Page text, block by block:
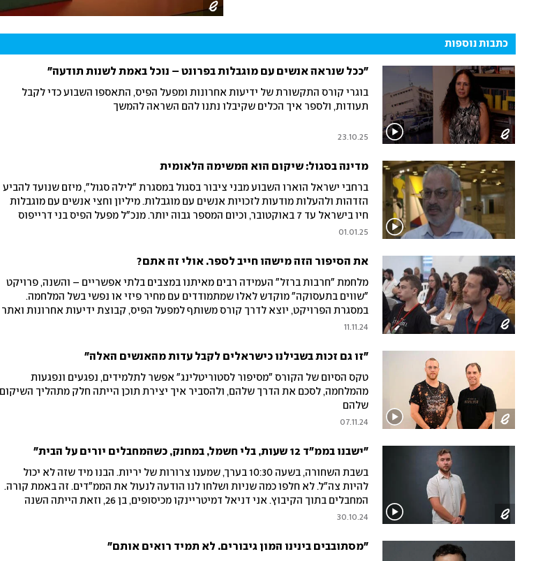
כתבות נוספות
"ככל שנראה אנשים עם מוגבלות בפרונט – נוכל באמת לשנות תודעה"
בוגרי קורס התקשורת של ידיעות אחרונות ומפעל הפיס, התאספו השבוע כדי לקבל
תעודות, ולספר איך הכלים שקיבלו נתנו להם השראה להמשך
23.10.25
מדינה בסגול: שיקום הוא המשימה הלאומית
ברחבי ישראל הוארו השבוע מבני ציבור בסגול במסגרת "לילה סגול", מיזם שנועד להביע
הזדהות ולהעלות מודעות לזכויות אנשים עם מוגבלות. מיליון וחצי אנשים עם מוגבלות
חיו בישראל עד 7 באוקטובר, וכיום המספר גבוה יותר. מנכ"ל מפעל הפיס בני דרייפוס
ומייסד ומנכ"ל אתר "שווים" עידן מוטולה מספרים על המיזמים שמאפשרים להחזיר אותם
01.01.25
את הסיפור הזה מישהו חייב לספר. אולי זה אתם?
מלחמת "חרבות ברזל" העמידה רבים מאיתנו במצבים בלתי אפשריים – והשנה, פרויקט
"שווים בתעסוקה" מוקדש לאלו שמתמודדים עם מחיר פיזי או נפשי בשל המלחמה.
במסגרת הפרויקט, יוצא לדרך קורס משותף למפעל הפיס, קבוצת ידיעות אחרונות ואתר
שווים שמוקדש כולו ליצירת תוכן: מכתיבה עיתונאית ועד ליצירת סרטוני סושיאל. הנה מה
11.11.24
"זו גם זכות בשבילנו כישראלים לקבל עדות מהאנשים האלה"
טקס הסיום של הקורס "מסיפור לסטוריטלינג" אפשר לתלמידים, נפגעים ונפגעות
מהמלחמה, לסכם את הדרך שלהם, ולהסביר איך יצירת תוכן הייתה חלק מתהליך השיקום
שלהם
07.11.24
"ישבנו בממ"ד 12 שעות, בלי חשמל, במחנק, כשהמחבלים יורים על הבית"
בשבת השחורה, בשעה 10:30 בערך, שמענו צרורות של יריות. הבנו מיד שזה לא יכול
להיות צה"ל. לא חלפו כמה שניות ושלחו לנו הודעה לנעול את הממ"דים. זה באמת קורה.
המחבלים בתוך הקיבוץ. אני דניאל דמיטריינקו מכיסופים, בן 26, וזאת הייתה השנה
30.10.24
"מסתובבים בינינו המון גיבורים. לא תמיד רואים אותם"